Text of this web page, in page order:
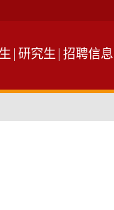
研究生 招聘信息